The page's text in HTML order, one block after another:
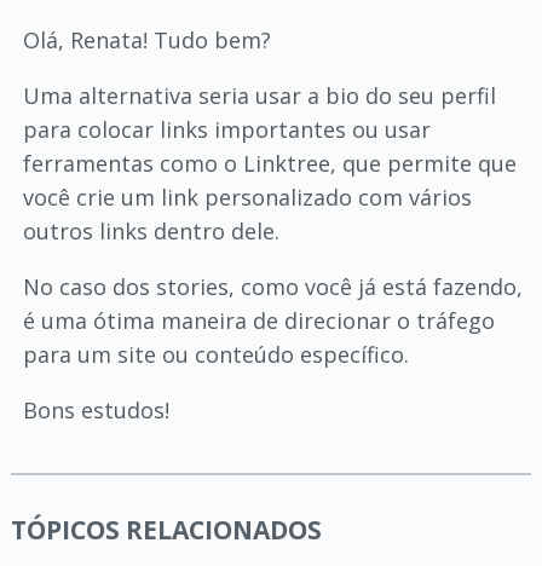
Olá, Renata! Tudo bem?
Uma alternativa seria usar a bio do seu perfil
para colocar links importantes ou usar
ferramentas como o Linktree, que permite que
você crie um link personalizado com vários
outros links dentro dele.
No caso dos stories, como você já está fazendo,
é uma ótima maneira de direcionar o tráfego
para um site ou conteúdo específico.
Bons estudos!
TÓPICOS RELACIONADOS